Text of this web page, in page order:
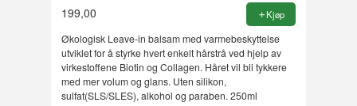
199,00 Kjøp
Økologisk Leave-in balsam med varmebeskyttelse
utviklet for å styrke hvert enkelt hårstrå ved hjelp av
virkestoffene Biotin og Collagen. Håret vil bli tykkere
med mer volum og glans. Uten silikon,
sulfat(SLS/SLES), alkohol og paraben. 250ml